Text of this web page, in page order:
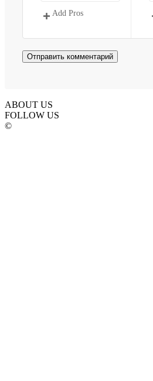
Add Pros
ABOUT US
FOLLOW US
©